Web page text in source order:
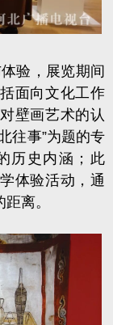
验，展览期间
面向文化工作
壁画艺术的认
往事”为题的专
历史内涵；此
体验活动，通
离。